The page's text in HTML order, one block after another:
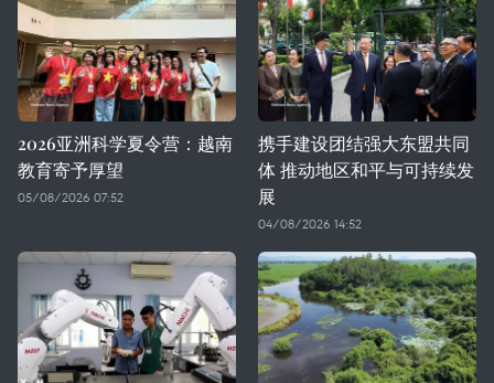
2026亚洲科学夏令营：越南
教育寄予厚望
05/08/2026 07:52
携手建设团结强大东盟共同
体 推动地区和平与可持续发
展
04/08/2026 14:52